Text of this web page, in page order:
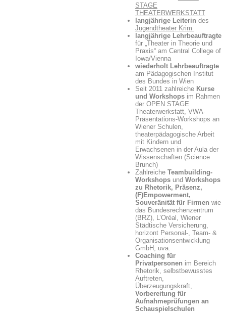
STAGE
THEATERWERKSTATT
langjährige Leiterin des
Jugendtheater Krim
langjährige Lehrbeauftragte
für „Theater in Theorie und
Praxis“ am Central College of
Iowa/Vienna
wiederholt Lehrbeauftragte
am Pädagogischen Institut
des Bundes in Wien
Seit 2011 zahlreiche Kurse
und Workshopsim Rahmen
der OPEN STAGE
Theaterwerkstatt, VWA-
Präsentations-Workshops an
Wiener Schulen,
theaterpädagogische Arbeit
mit Kindern und
Erwachsenen in der Aula der
Wissenschaften (Science
Brunch)
Zahlreiche Teambuilding-
Workshopsund Workshops
zu Rhetorik, Präsenz,
(F)Empowerment,
Souveränität für Firmen wie
das Bundesrechenzentrum
(BRZ), L’Oréal, Wiener
Städtische Versicherung,
horizont Personal-, Team- &
Organisationsentwicklung
GmbH, uva.
Coaching für
Privatpersonen im Bereich
Rhetorik, selbstbewusstes
Auftreten,
Überzeugungskraft,
Vorbereitung für
Aufnahmeprüfungen an
Schauspielschulen